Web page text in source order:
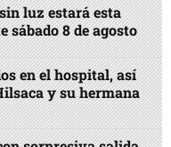
luz estará esta
sábado 8 de agosto
en el hospital, así
y su hermana